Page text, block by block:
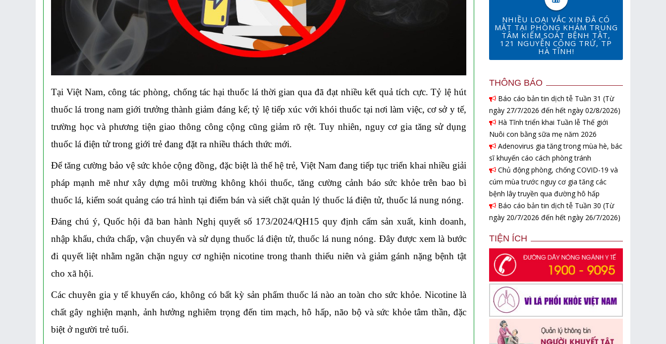
Tại Việt Nam, công tác phòng, chống tác hại thuốc lá thời gian qua đã đạt nhiều kết quả tích cực. Tỷ lệ hút
thuốc lá trong nam giới trưởng thành giảm đáng kể; tỷ lệ tiếp xúc với khói thuốc tại nơi làm việc, cơ sở y tế,
trường học và phương tiện giao thông công cộng cũng giảm rõ rệt. Tuy nhiên, nguy cơ gia tăng sử dụng
thuốc lá điện tử trong giới trẻ đang đặt ra nhiều thách thức mới.
Để tăng cường bảo vệ sức khỏe cộng đồng, đặc biệt là thế hệ trẻ, Việt Nam đang tiếp tục triển khai nhiều giải
pháp mạnh mẽ như xây dựng môi trường không khói thuốc, tăng cường cảnh báo sức khỏe trên bao bì
thuốc lá, kiểm soát quảng cáo trá hình tại điểm bán và siết chặt quản lý thuốc lá điện tử, thuốc lá nung nóng.
Đáng chú ý, Quốc hội đã ban hành Nghị quyết số 173/2024/QH15 quy định cấm sản xuất, kinh doanh,
nhập khẩu, chứa chấp, vận chuyển và sử dụng thuốc lá điện tử, thuốc lá nung nóng. Đây được xem là bước
đi quyết liệt nhằm ngăn chặn nguy cơ nghiện nicotine trong thanh thiếu niên và giảm gánh nặng bệnh tật
cho xã hội.
Các chuyên gia y tế khuyến cáo, không có bất kỳ sản phẩm thuốc lá nào an toàn cho sức khỏe. Nicotine là
chất gây nghiện mạnh, ảnh hưởng nghiêm trọng đến tim mạch, hô hấp, não bộ và sức khỏe tâm thần, đặc
biệt ở người trẻ tuổi.
NHIỀU LOẠI VẮC XIN ĐÃ CÓ
MẶT TẠI PHÒNG KHÁM TRUNG
TÂM KIỂM SOÁT BỆNH TẬT,
121 NGUYỄN CÔNG TRỨ, TP
HÀ TĨNH!
THÔNG BÁO
Báo cáo bản tin dịch tễ Tuần 31 (Từ
ngày 27/7/2026 đến hết ngày 02/8/2026)
Hà Tĩnh triển khai Tuần lễ Thế giới
Nuôi con bằng sữa mẹ năm 2026
Adenovirus gia tăng trong mùa hè, bác
sĩ khuyến cáo cách phòng tránh
Chủ động phòng, chống COVID-19 và
cúm mùa trước nguy cơ gia tăng các
bệnh lây truyền qua đường hô hấp
Báo cáo bản tin dịch tễ Tuần 30 (Từ
ngày 20/7/2026 đến hết ngày 26/7/2026)
TIỆN ÍCH